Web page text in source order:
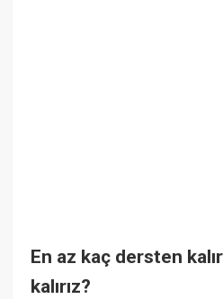
En az kaç dersten
kalırız?